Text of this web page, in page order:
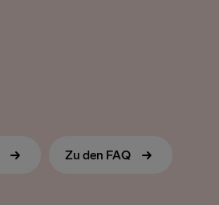
Zu den FAQ